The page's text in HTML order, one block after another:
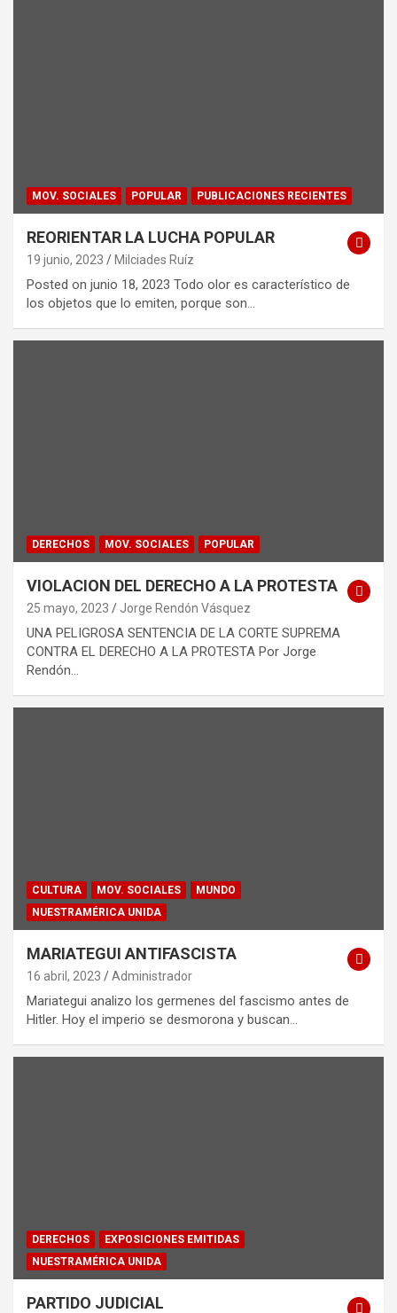
MOV. SOCIALES POPULAR PUBLICACIONES RECIENTES
REORIENTAR LA LUCHA POPULAR
19 junio, 2023 Milciades Ruíz
Posted on junio 18, 2023 Todo olor es característico de
los objetos que lo emiten, porque son…
DERECHOS MOV. SOCIALES POPULAR
VIOLACION DEL DERECHO A LA PROTESTA
25 mayo, 2023 Jorge Rendón Vásquez
UNA PELIGROSA SENTENCIA DE LA CORTE SUPREMA
CONTRA EL DERECHO A LA PROTESTA Por Jorge
Rendón…
CULTURA MOV. SOCIALES
MUNDO
NUESTRAMÉRICA UNIDA
MARIATEGUI ANTIFASCISTA
16 abril, 2023 Administrador
Mariategui analizo los germenes del fascismo antes de
Hitler. Hoy el imperio se desmorona y buscan…
DERECHOS
EXPOSICIONES EMITIDAS
NUESTRAMÉRICA UNIDA
PARTIDO JUDICIAL